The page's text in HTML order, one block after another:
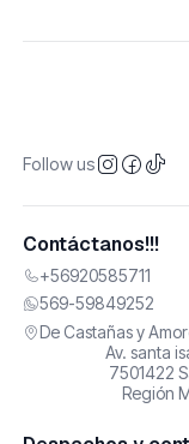
Follow us
Contáctanos!!!
+56920585711
569-59849252
De Castañas y
Av. santa
7501422
Región